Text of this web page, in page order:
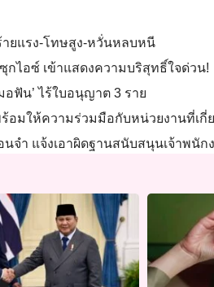
ายแรง-โทษสูง-หวั่นหลบหนี
กไอซ์ เข้าแสดงความบริสุทธิ์ใจด่วน!
อฟัน’ ไร้ใบอนุญาต 3 ราย
ร้อมให้ความร่วมมือกับหน่วยงานที่เกี่
นจำ แจ้งเอาผิดฐานสนับสนุนเจ้าพนั